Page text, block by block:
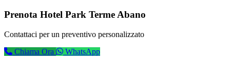
Prenota Hotel Park Terme Abano
Contattaci per un preventivo personalizzato
Chiama Ora
WhatsApp